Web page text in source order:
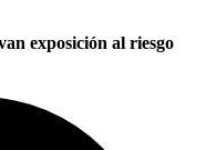
exposición al riesgo